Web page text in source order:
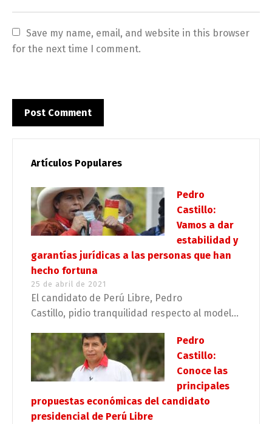
Save my name, email, and website in this browser
for the next time I comment.
Artículos Populares
Pedro
Castillo:
Vamos a dar
estabilidad y
garantías jurídicas a las personas que han
hecho fortuna
25 de abril de 2021
El candidato de Perú Libre, Pedro
Castillo, pidio tranquilidad respecto al model...
Pedro
Castillo:
Conoce las
principales
propuestas económicas del candidato
presidencial de Perú Libre